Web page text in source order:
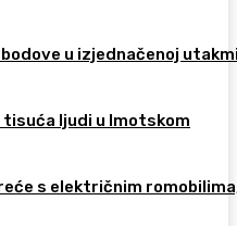
u izjednačenoj
tisuća ljudi u Imotskom
s električnim